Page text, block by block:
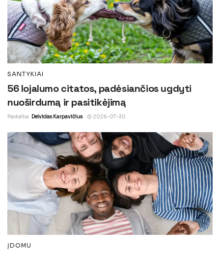
SANTYKIAI
56 lojalumo citatos, padėsiančios ugdyti
nuoširdumą ir pasitikėjimą
Paskelbė Deividas Karpavičius 2026-07-30
ĮDOMU